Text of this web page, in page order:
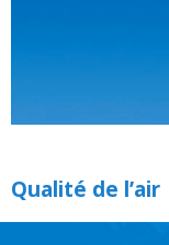
Qualité de l’air